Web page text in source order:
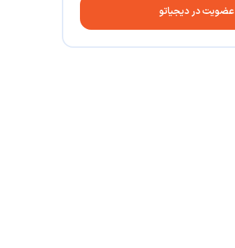
عضویت در دیجیاتو